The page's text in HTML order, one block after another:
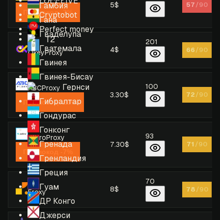
Гамбия
Гана
Гваделупа
Гватемала
Гвинея
Гвинея-Бисау
Гернси
Гибралтар
Гондурас
Гонконг
Гренада
Гренландия
Греция
Гуам
ДР Конго
Джерси
Cryptobot
Perfect money
T2
Промокод -7%
5$ 57 /90
OkeyProxy 4$
201
66 /90
ABCProxy
Промокод -10%
3.30$
100
72 /90
AstroProxy
Промокод -7%
7.30$
93
71 /90
Froxy 8$
70
78 /90